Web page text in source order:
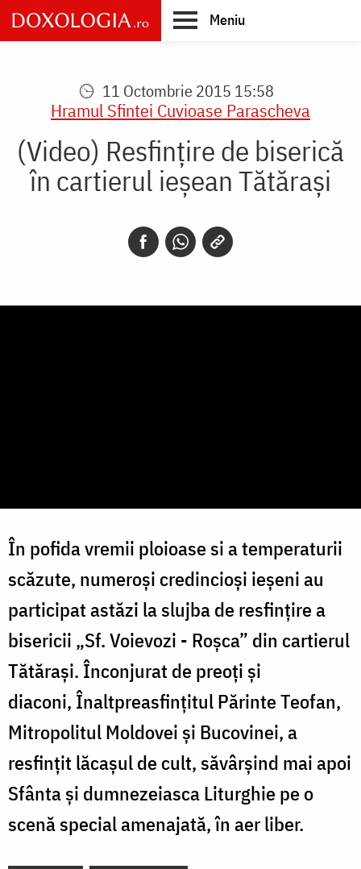
Skip
to
main
Meniu
11 Octombrie 2015 15:58
Hramul Sfintei Cuvioase Parascheva
(Video) Resfințire de biserică
în cartierul ieșean Tătărași
În pofida vremii ploioase si a temperaturii
scăzute, numeroși credincioși ieșeni au
participat astăzi la slujba de resfințire a
bisericii „Sf. Voievozi - Roșca” din cartierul
Tătărași. Înconjurat de preoți și
diaconi, Înaltpreasfințitul Părinte Teofan,
Mitropolitul Moldovei și Bucovinei, a
resfințit lăcașul de cult, săvârșind mai apoi
Sfânta și dumnezeiasca Liturghie pe o
scenă special amenajată, în aer liber.